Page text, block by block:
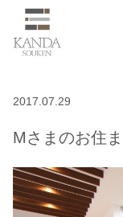
2017.07.29
Mさまのお住